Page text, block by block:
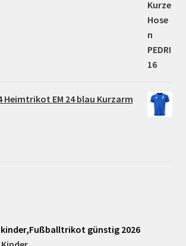
Heimtrikot EM 24 blau Kurzarm
günstig 2026